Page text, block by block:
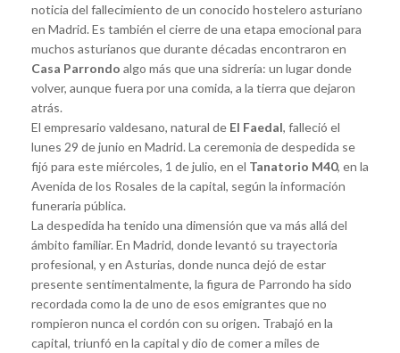
noticia del fallecimiento de un conocido hostelero asturiano
en Madrid. Es también el cierre de una etapa emocional para
muchos asturianos que durante décadas encontraron en
Casa Parrondo algo más que una sidrería: un lugar donde
volver, aunque fuera por una comida, a la tierra que dejaron
atrás.
El empresario valdesano, natural de El Faedal, falleció el
lunes 29 de junio en Madrid. La ceremonia de despedida se
fijó para este miércoles, 1 de julio, en el Tanatorio M40, en la
Avenida de los Rosales de la capital, según la información
funeraria pública.
La despedida ha tenido una dimensión que va más allá del
ámbito familiar. En Madrid, donde levantó su trayectoria
profesional, y en Asturias, donde nunca dejó de estar
presente sentimentalmente, la figura de Parrondo ha sido
recordada como la de uno de esos emigrantes que no
rompieron nunca el cordón con su origen. Trabajó en la
capital, triunfó en la capital y dio de comer a miles de